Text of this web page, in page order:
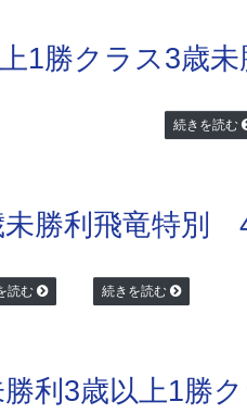
1勝クラス3歳未
続きを読む
勝利
読む
飛竜特別
続きを読む
利 3歳以上1勝